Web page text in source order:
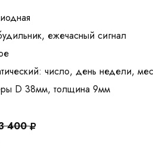
ежечасный сигнал
число, день недели,
400